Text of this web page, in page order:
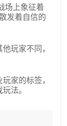
场上象征着
发着自信的
玩家不同，
家的标签，
法。